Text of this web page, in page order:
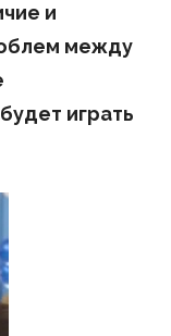
и
между
играть